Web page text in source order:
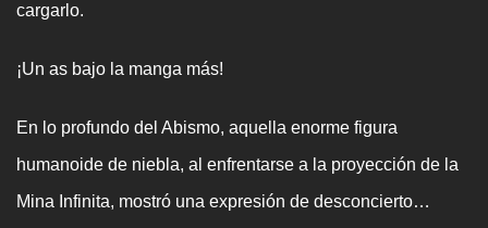
cargarlo.
¡Un as bajo la manga más!
En lo profundo del Abismo, aquella enorme figura
humanoide de niebla, al enfrentarse a la proyección de la
Mina Infinita, mostró una expresión de desconcierto…